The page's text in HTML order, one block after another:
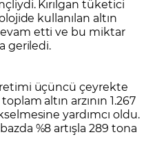
Kırılgan tüketici
kullanılan altın
etti ve bu miktar
geriledi.
üçüncü çeyrekte
altın arzının 1.267
yardımcı oldu.
%8 artışla 289 tona